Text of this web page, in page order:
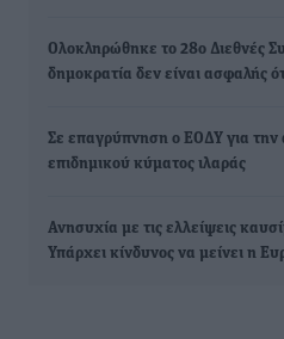
Ολοκληρώθηκε το 28ο Διεθνές
δημοκρατία δεν είναι ασφαλής
Σε επαγρύπνηση ο ΕΟΔΥ για την
επιδημικού κύματος ιλαράς
Ανησυχία με τις ελλείψεις
Υπάρχει κίνδυνος να μείνει η